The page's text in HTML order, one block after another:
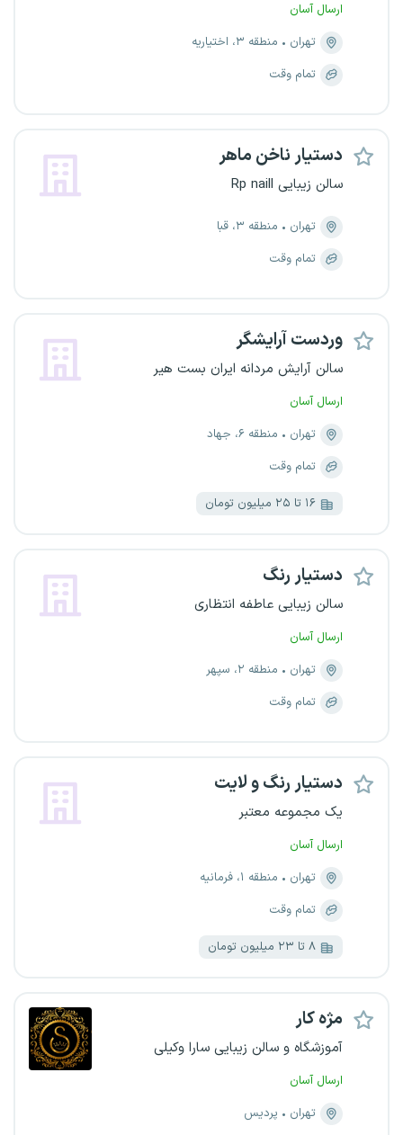
ارسال آسان
تهران
منطقه ۳، اختیاریه
تمام وقت
دستیار ناخن ماهر
سالن زیبایی Rp naill
تهران
منطقه ۳، قبا
تمام وقت
وردست آرایشگر
سالن آرایش مردانه ایران بست هیر
ارسال آسان
تهران
منطقه ۶، جهاد
تمام وقت
۱۶ تا ۲۵ میلیون تومان
دستیار رنگ
سالن زیبایی عاطفه انتظاری
ارسال آسان
تهران
منطقه ۲، سپهر
تمام وقت
دستیار رنگ و لایت
یک مجموعه معتبر
ارسال آسان
تهران
منطقه ۱، فرمانیه
تمام وقت
۸ تا ۲۳ میلیون تومان
مژه‌ کار
آموزشگاه و سالن زیبایی سارا وکیلی
ارسال آسان
تهران
پردیس